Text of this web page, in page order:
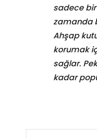
sadece
zamanda
Ahşap
korumak
sağlar.
kadar